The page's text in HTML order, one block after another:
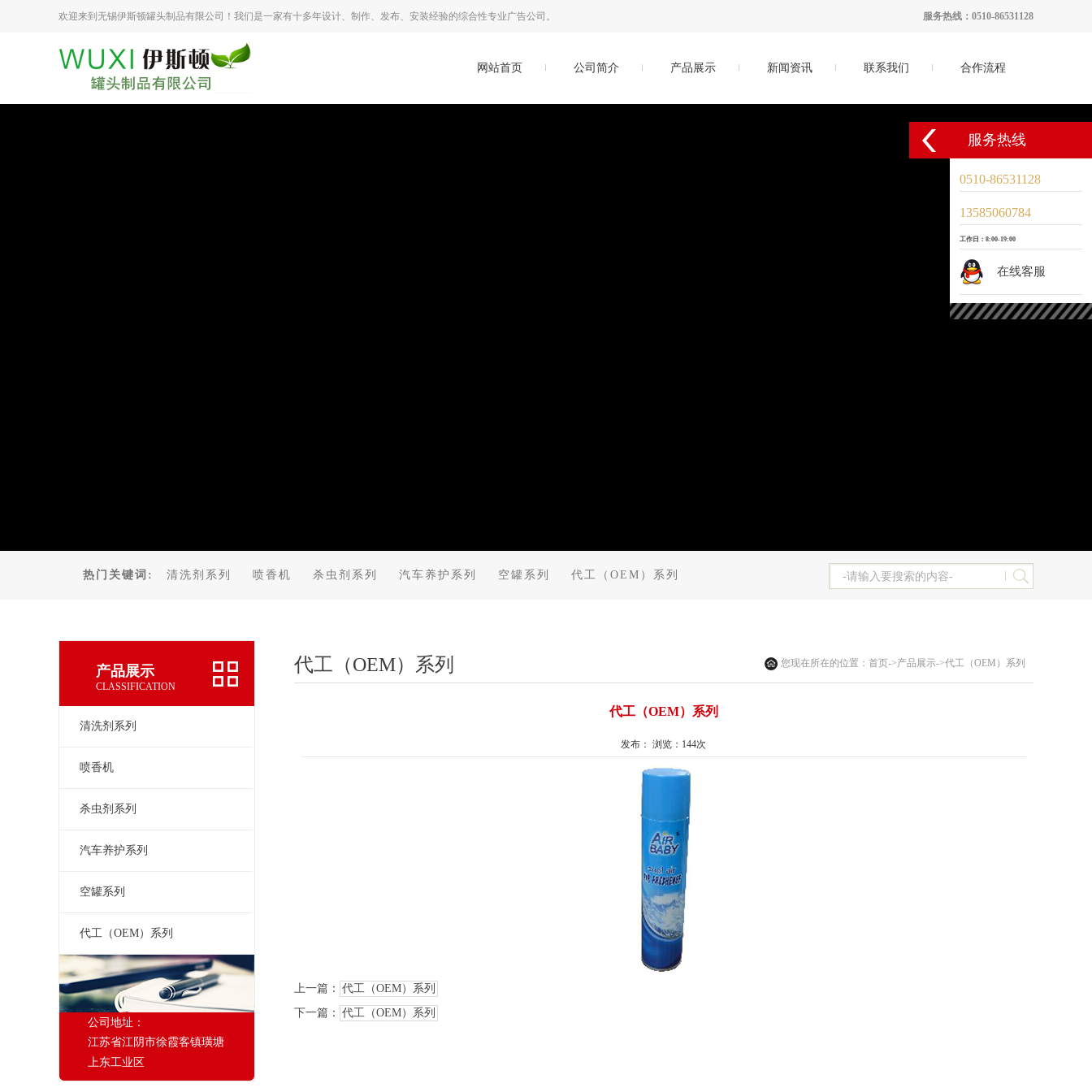
欢迎来到无锡伊斯顿罐头制品有限公司！我们是一家有十多年设计、制作、发布、安装经验的综合性专业广告公司。 服务热线：0510-86531128
网站首页 公司简介 产品展示 新闻资讯 联系我们 合作流程
热门关键词: 清洗剂系列 喷香机 杀虫剂系列 汽车养护系列 空罐系列 代工（OEM）系列
产品展示
CLASSIFICATION
清洗剂系列
喷香机
杀虫剂系列
汽车养护系列
空罐系列
代工（OEM）系列
公司地址：
江苏省江阴市徐霞客镇璜塘
上东工业区
代工（OEM）系列 您现在所在的位置： 首页->产品展示->代工（OEM）系列
代工（OEM）系列
发布： 浏览： 144次
上一篇： 代工（OEM）系列
下一篇： 代工（OEM）系列
服务热线
0510-86531128
13585060784
工作日：8:00-19:00
在线客服